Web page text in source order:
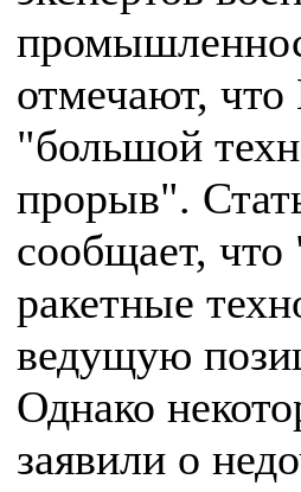
отмечают,
"большой
прорыв".
сообщает,
ракетные
ведущую
Однако
заявили о